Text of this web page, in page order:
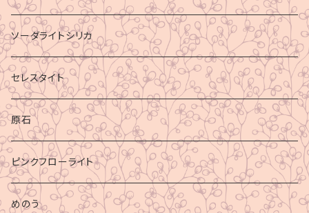
ソーダライトシリカ
セレスタイト
原石
ピンクフローライト
めのう